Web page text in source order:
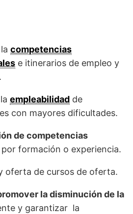
competencias
e itinerarios de empleo y
empleabilidad de
con mayores dificultades.
de competencias
formación o experiencia.
oferta de cursos de oferta.
la disminución de la
y garantizar la